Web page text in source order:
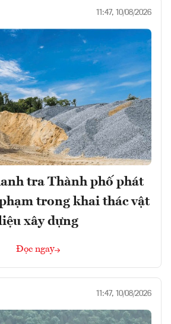
11:47, 10/08/2026
tra Thành phố phát
trong khai thác vật
xây dựng
Đọc ngay
11:47, 10/08/2026